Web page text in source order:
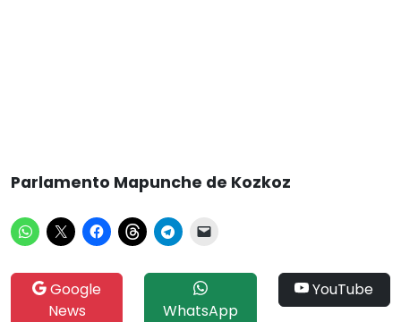
Parlamento Mapunche de Kozkoz
Google
News
WhatsApp
YouTube